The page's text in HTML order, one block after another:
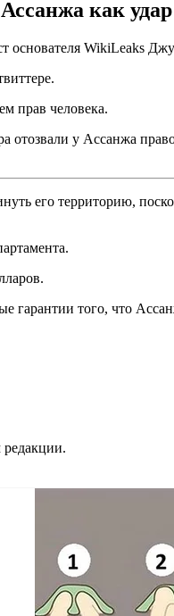
как
WikiLeaks
прав человека.
отозвали у Ассанжа
его территорию,
гарантии того, что